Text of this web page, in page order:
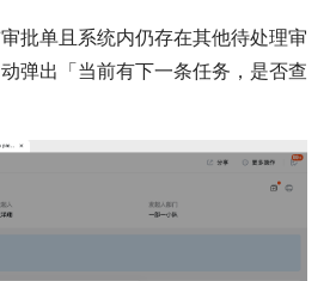
批单且系统内仍存在其他待处理审
弹出「当前有下一条任务，是否查